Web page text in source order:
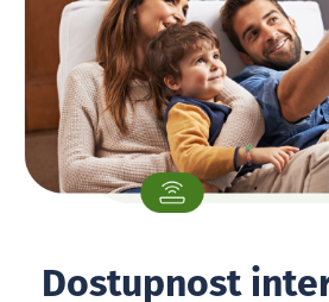
Dostupnost